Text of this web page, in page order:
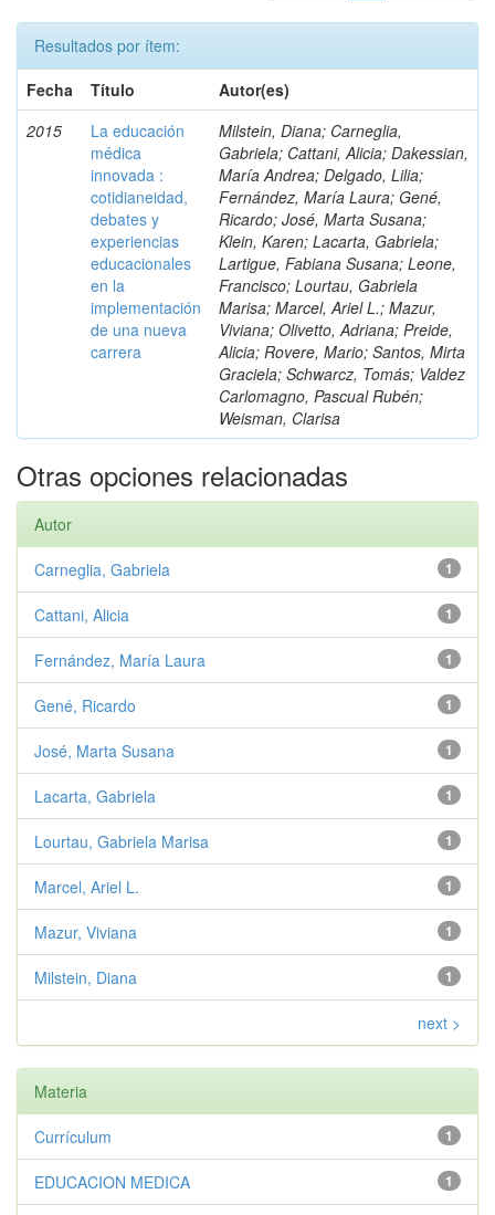
Resultados por ítem:
Fecha
Título
Autor(es)
2015
La educación
médica
innovada :
cotidianeidad,
debates y
experiencias
educacionales
en la
implementación
de una nueva
carrera
Milstein, Diana; Carneglia,
Gabriela; Cattani, Alicia; Dakessian,
María Andrea; Delgado, Lilia;
Fernández, María Laura; Gené,
Ricardo; José, Marta Susana;
Klein, Karen; Lacarta, Gabriela;
Lartigue, Fabiana Susana; Leone,
Francisco; Lourtau, Gabriela
Marisa; Marcel, Ariel L.; Mazur,
Viviana; Olivetto, Adriana; Preide,
Alicia; Rovere, Mario; Santos, Mirta
Graciela; Schwarcz, Tomás; Valdez
Carlomagno, Pascual Rubén;
Weisman, Clarisa
Otras opciones relacionadas
Autor
1
Carneglia, Gabriela
1
Cattani, Alicia
1
Fernández, María Laura
1
Gené, Ricardo
1
José, Marta Susana
1
Lacarta, Gabriela
1
Lourtau, Gabriela Marisa
1
Marcel, Ariel L.
1
Mazur, Viviana
1
Milstein, Diana
next >
Materia
1
Currículum
1
EDUCACION MEDICA